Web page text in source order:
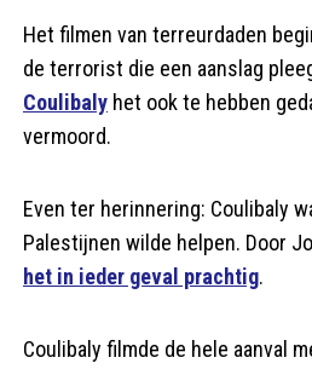
Het filmen van terreurdaden
de terrorist die een aanslag
Coulibaly het ook te hebben
vermoord.
Even ter herinnering: Coulibaly
Palestijnen wilde helpen. Door
het in ieder geval prachtig.
Coulibaly filmde de hele aanval